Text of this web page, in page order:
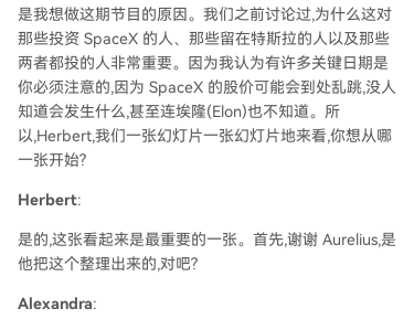
是我想做这期节目的原因。我们之前讨论过,为什么这对
那些投资 SpaceX 的人、那些留在特斯拉的人以及那些
两者都投的人非常重要。因为我认为有许多关键日期是
你必须注意的,因为 SpaceX 的股价可能会到处乱跳,没人
知道会发生什么,甚至连埃隆(Elon)也不知道。所
以,Herbert,我们一张幻灯片一张幻灯片地来看,你想从哪
一张开始?
Herbert:
是的,这张看起来是最重要的一张。首先,谢谢 Aurelius,是
他把这个整理出来的,对吧?
Alexandra: